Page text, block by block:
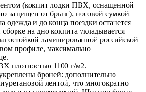
(кокпит лодки ПВХ, оснащенной
защищен от брызг); носовой сумкой,
одежда и до конца поездки останется
на дно кокпита укладывается
ламинированной российской
профиле, максимально
плотностью 1100 г/м2.
броней: дополнительно
лентой, что многократно